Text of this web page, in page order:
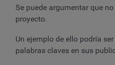
Se puede argumentar que
proyecto.
Un ejemplo de ello podría
palabras claves en sus